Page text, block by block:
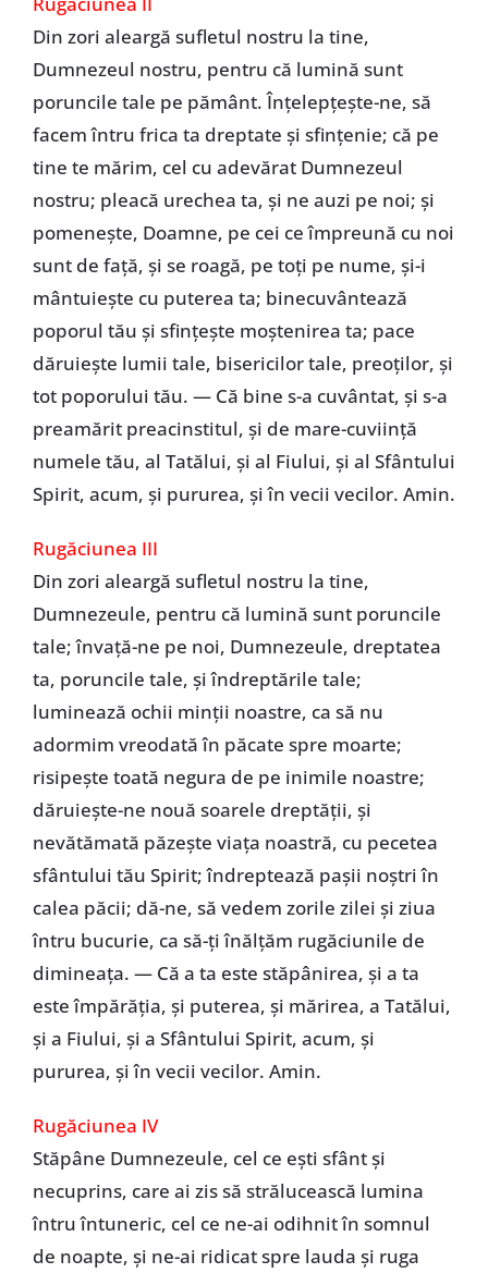
Din zori aleargă sufletul nostru la tine,
Dumnezeul nostru, pentru că lumină sunt
poruncile tale pe pământ. Înțelepțește-ne, să
facem întru frica ta dreptate și sfințenie; că pe
tine te mărim, cel cu adevărat Dumnezeul
nostru; pleacă urechea ta, și ne auzi pe noi; și
pomenește, Doamne, pe cei ce împreună cu noi
sunt de față, și se roagă, pe toți pe nume, și-i
mântuiește cu puterea ta; binecuvântează
poporul tău și sfințește moștenirea ta; pace
dăruiește lumii tale, bisericilor tale, preoților, și
tot poporului tău. — Că bine s-a cuvântat, și s-a
preamărit preacinstitul, și de mare-cuviință
numele tău, al Tatălui, și al Fiului, și al Sfântului
Spirit, acum, și pururea, și în vecii vecilor. Amin.
Rugăciunea III
Din zori aleargă sufletul nostru la tine,
Dumnezeule, pentru că lumină sunt poruncile
tale; învață-ne pe noi, Dumnezeule, dreptatea
ta, poruncile tale, și îndreptările tale;
luminează ochii minții noastre, ca să nu
adormim vreodată în păcate spre moarte;
risipește toată negura de pe inimile noastre;
dăruiește-ne nouă soarele dreptății, și
nevătămată păzește viața noastră, cu pecetea
sfântului tău Spirit; îndreptează pașii noștri în
calea păcii; dă-ne, să vedem zorile zilei și ziua
întru bucurie, ca să-ți înălțăm rugăciunile de
dimineața. — Că a ta este stăpânirea, și a ta
este împărăția, și puterea, și mărirea, a Tatălui,
și a Fiului, și a Sfântului Spirit, acum, și
pururea, și în vecii vecilor. Amin.
Rugăciunea IV
Stăpâne Dumnezeule, cel ce ești sfânt și
necuprins, care ai zis să strălucească lumina
întru întuneric, cel ce ne-ai odihnit în somnul
de noapte, și ne-ai ridicat spre lauda și ruga